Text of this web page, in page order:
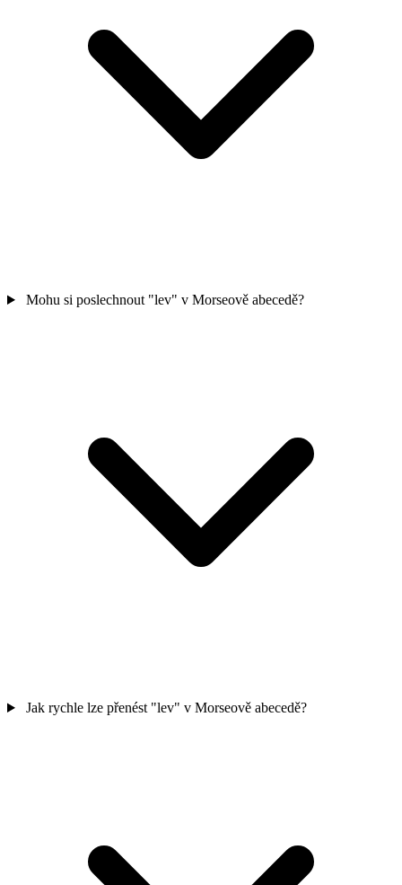
Mohu si poslechnout "lev" v Morseově abecedě?
Jak rychle lze přenést "lev" v Morseově abecedě?